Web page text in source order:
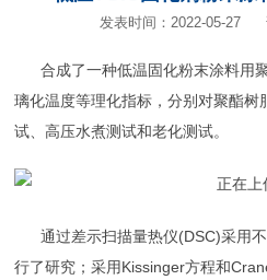
发表时间：2022-05-27
合成了一种低温固化粉末涂料用
璃化温度等理化指标，分别对聚酯树
试、高压水煮测试和老化测试。
通过差示扫描量热仪(DSC)采用不
行了研究；采用Kissinger方程和